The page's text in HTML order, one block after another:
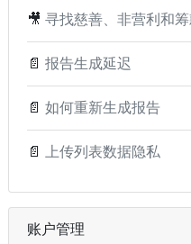
🎥 寻找慈善、非营利和
📄 报告生成延迟
📄 如何重新生成报告
📄 上传列表数据隐私
账户管理